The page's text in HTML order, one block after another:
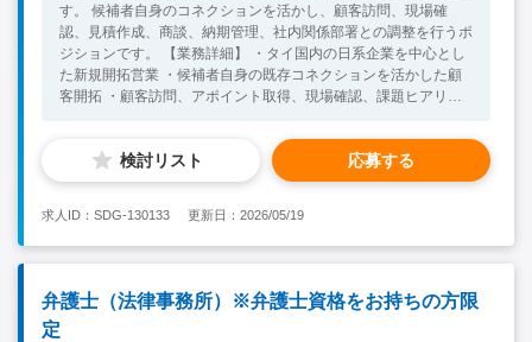
す。 候補者自身のコネクションを活かし、顧客訪問、現場確
認、見積作成、商談、納期管理、社内関係部署との調整を行うポ
ジションです。 【業務詳細】 ・タイ国内の日系企業を中心とし
た新規開拓営業 ・候補者自身の既存コネクションを活かした顧
客開拓 ・顧客訪問、アポイント取得、現場確認、課題ヒアリン
作成、商談、納期管理 ・顧客からの質問に対する社内関係部署
との確認・調整 ・タイ全土への出張対応 ・必要に応じて宿泊を
伴う国内出張対応 ・年1回程度、海外出張の可能性あり ※納品
必要です。 ※受注までは最短でも半年程度を想定しています。
・タイでの就業経験がある方（タイ国内での顧客コネクションを
持つ方） ・射出成形の知識があり、射出成形関連経験5年以上
・自走して営業活動ができる方 【歓迎要件】 ・タイ語話者
検討リスト 応募する
求人ID：SDG-130133 更新日：2026/05/19
弁護士（法律事務所）※弁護士資格をお持ちの方限
定